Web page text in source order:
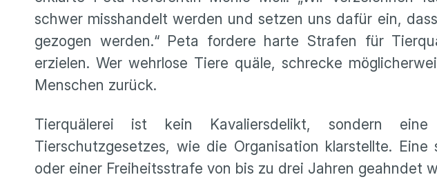
schwer misshandelt werden und setzen uns dafür ein,
gezogen werden.“ Peta fordere harte Strafen für
erzielen. Wer wehrlose Tiere quäle, schrecke
Menschen zurück.
Tierquälerei ist kein Kavaliersdelikt, sondern
Tierschutzgesetzes, wie die Organisation klarstellte.
oder einer Freiheitsstrafe von bis zu drei Jahren geahndet